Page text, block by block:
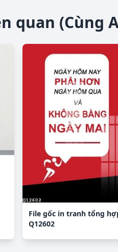
quan (Cùng
File gốc in tranh tổng
Q12602